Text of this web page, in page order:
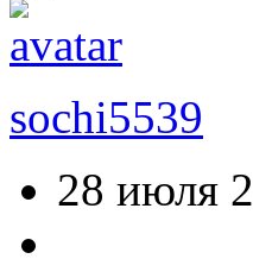
sochi5539
28 июля